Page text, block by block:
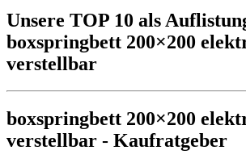
Unsere TOP 10 als
boxspringbett 200×200
verstellbar
boxspringbett 200×200
verstellbar - Kaufratgeber